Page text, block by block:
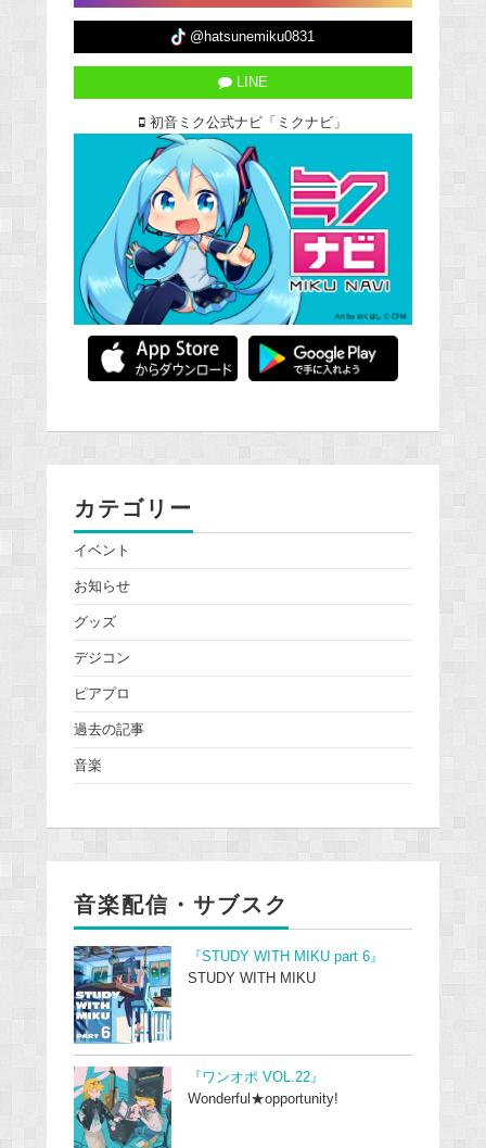
@hatsunemiku0831
LINE
初音ミク公式ナビ「ミクナビ」
カテゴリー
イベント
お知らせ
グッズ
デジコン
ピアプロ
過去の記事
音楽
音楽配信・サブスク
『STUDY WITH MIKU part 6』
STUDY WITH MIKU
『ワンオポ VOL.22』
Wonderful★opportunity!